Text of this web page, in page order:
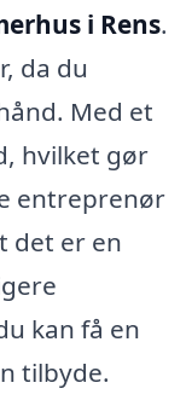
i Rens.
da du
Med et
hvilket gør
entreprenør
det er en
kan få en
tilbyde.